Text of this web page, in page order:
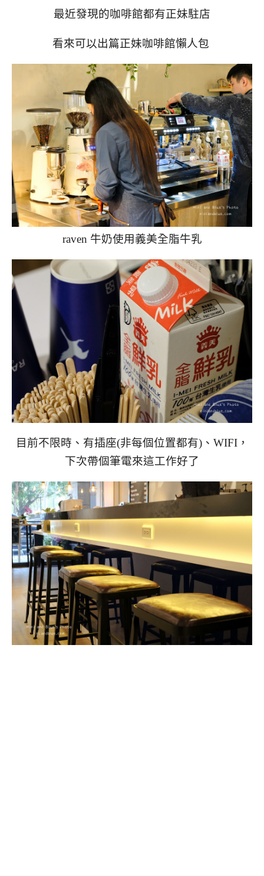
最近發現的咖啡館都有正妹駐店
看來可以出篇正妹咖啡館懶人包
raven 牛奶使用義美全脂牛乳
目前不限時、有插座(非每個位置都有)、WIFI，
下次帶個筆電來這工作好了